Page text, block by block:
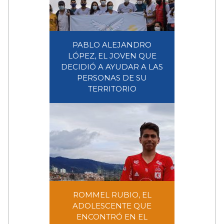
PABLO ALEJANDRO LÓPEZ, EL
JOVEN QUE DECIDIÓ A
SU TERRITORIO
PABLO ALEJANDRO
LÓPEZ, EL JOVEN QUE
DECIDIÓ A AYUDAR A LAS
PERSONAS DE SU
TERRITORIO
ROMMEL RUBIO, EL
ADOLESCENTE QUE
ENCONTRÓ EN EL